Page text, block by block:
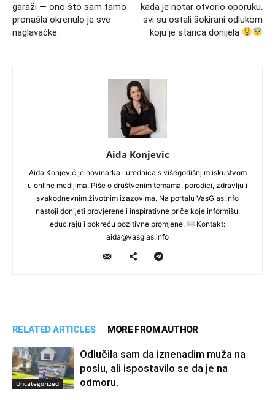
garaži — ono što sam tamo
pronašla okrenulo je sve
naglavačke.
kada je notar otvorio oporuku,
svi su ostali šokirani odlukom
koju je starica donijela
Aida Konjevic
Aida Konjević je novinarka i urednica s višegodišnjim iskustvom
u online medijima. Piše o društvenim temama, porodici, zdravlju i
svakodnevnim životnim izazovima. Na portalu VasGlas.info
nastoji donijeti provjerene i inspirativne priče koje informišu,
educiraju i pokreću pozitivne promjene.
Kontakt:
aida@vasglas.info
RELATED ARTICLES MORE FROM AUTHOR
Uncategorized
Odlučila sam da iznenadim muža na
poslu, ali ispostavilo se da je na
odmoru.